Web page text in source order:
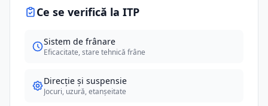
Ce se verifică la ITP
Sistem de frânare
Eficacitate, stare tehnică frâne
Direcție și suspensie
Jocuri, uzură, etanșeitate